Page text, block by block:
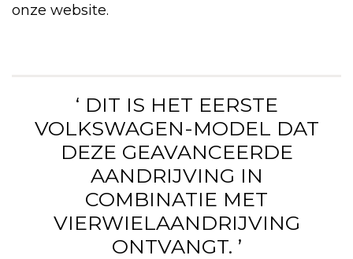
onze website.
‘ DIT IS HET EERSTE
VOLKSWAGEN-MODEL DAT
DEZE GEAVANCEERDE
AANDRIJVING IN
COMBINATIE MET
VIERWIELAANDRIJVING
ONTVANGT. ’